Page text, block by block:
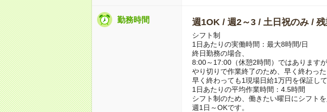
勤務時間 週1OK / 週2～3 / 土日祝のみ / 残
シフト制
1日あたりの実働時間：最大8時間/日
終日勤務の場合、
8:00～17:00（休憩2時間）ではありますが
やり切りで作業終了のため、早く終わっ
早く終わっても1現場日給1万円を保証して
1日あたりの平均作業時間：4.5時間
シフト制のため、働きたい曜日にシフト
週1日～OKです。